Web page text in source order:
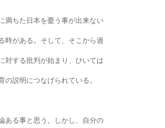
満ちた日本を憂う事が出来ない
時がある。そして、そこから過
対する批判が始まり、ひいては
の説明につなげられている。
ある事と思う。しかし、自分の